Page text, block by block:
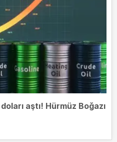
aştı! Hürmüz Boğazı